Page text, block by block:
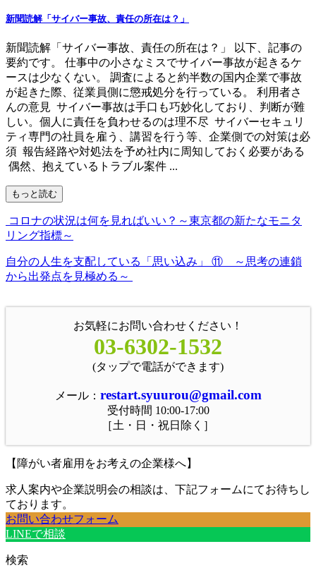
新聞読解「サイバー事故、責任の所在は？」
新聞読解「サイバー事故、責任の所在は？」 以下、記事の
要約です。 仕事中の小さなミスでサイバー事故が起きるケ
ースは少なくない。 調査によると約半数の国内企業で事故
が起きた際、従業員側に懲戒処分を行っている。 利用者さ
んの意見 サイバー事故は手口も巧妙化しており、判断が難
しい。個人に責任を負わせるのは理不尽 サイバーセキュリ
ティ専門の社員を雇う、講習を行う等、企業側での対策は必
須 報告経路や対処法を予め社内に周知しておく必要がある
偶然、抱えているトラブル案件 ...
もっと読む
コロナの状況は何を見ればいい？～東京都の新たなモニタ
リング指標～
自分の人生を支配している「思い込み」 ⑪ ～思考の連鎖
から出発点を見極める～
お気軽にお問い合わせください！
03-6302-1532
(タップで電話ができます)
メール： restart.syuurou@gmail.com
受付時間 10:00-17:00
［土・日・祝日除く］
【障がい者雇用をお考えの企業様へ】
求人案内や企業説明会の相談は、下記フォームにてお待ちし
ております。
お問い合わせフォーム
LINEで相談
検索